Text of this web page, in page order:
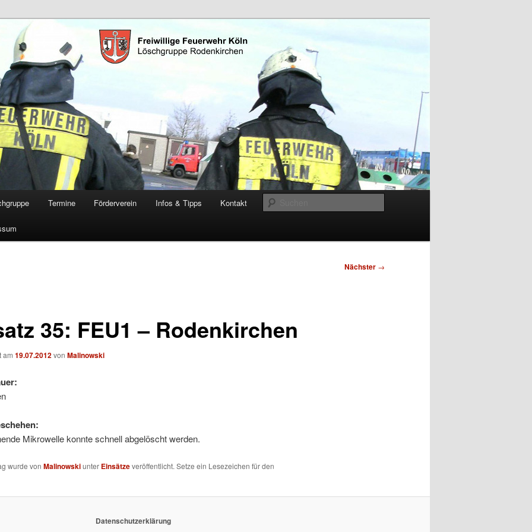
Rodenkirchen
Termine Förderverein Infos & Tipps Kontakt
Nächster →
35: FEU1 – Rodenkirchen
am 19.07.2012von Malinowski
Mikrowelle konnte schnell abgelöscht werden.
wurde von Malinowskiunter Einsätzeveröffentlicht. Setze ein Lesezeichen für den
Datenschutzerklärung